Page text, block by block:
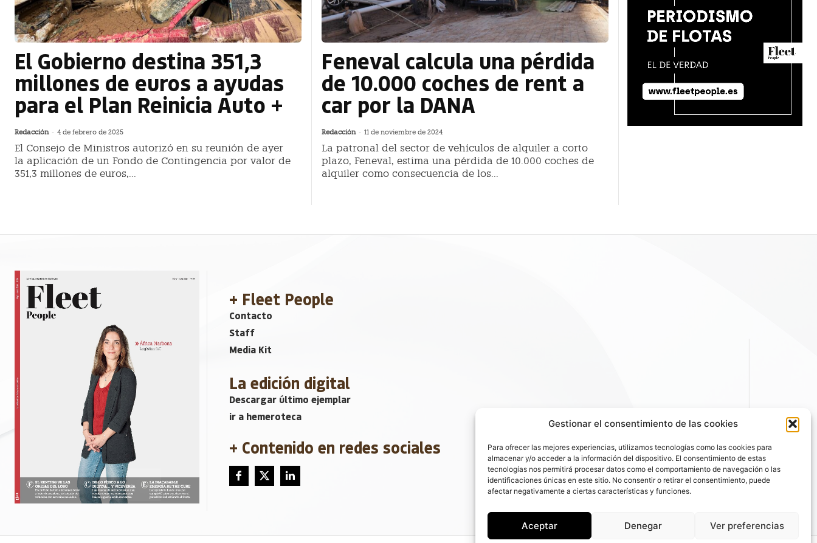
Gestionar el consentimiento de las cookies
Para ofrecer las mejores experiencias, utilizamos tecnologías como las cookies para
almacenar y/o acceder a la información del dispositivo. El consentimiento de estas
tecnologías nos permitirá procesar datos como el comportamiento de navegación o las
identificaciones únicas en este sitio. No consentir o retirar el consentimiento, puede
afectar negativamente a ciertas características y funciones.
Aceptar Denegar Ver preferencias
El Gobierno destina 351,3
millones de euros a ayudas
para el Plan Reinicia Auto +
Redacción - 4 de febrero de 2025
El Consejo de Ministros autorizó en su reunión de ayer
la aplicación de un Fondo de Contingencia por valor de
351,3 millones de euros,...
Feneval calcula una pérdida
de 10.000 coches de rent a
car por la DANA
Redacción - 11 de noviembre de 2024
La patronal del sector de vehículos de alquiler a corto
plazo, Feneval, estima una pérdida de 10.000 coches de
alquiler como consecuencia de los...
+ Fleet People
Contacto
Staff
Media Kit
La edición digital
Descargar último ejemplar
ir a hemeroteca
+ Contenido en redes sociales